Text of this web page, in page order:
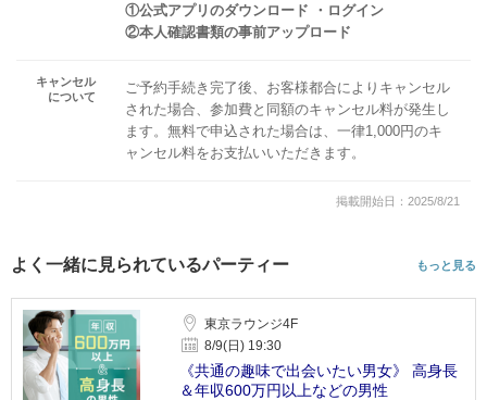
①公式アプリのダウンロード ・ログイン
②本人確認書類の事前アップロード
キャンセル
について
ご予約手続き完了後、お客様都合によりキャンセル
された場合、参加費と同額のキャンセル料が発生し
ます。無料で申込された場合は、一律1,000円のキ
ャンセル料をお支払いいただきます。
掲載開始日：2025/8/21
よく一緒に見られているパーティー もっと見る
東京ラウンジ4F
8/9(日) 19:30
《共通の趣味で出会いたい男女》 高身長
＆年収600万円以上などの男性